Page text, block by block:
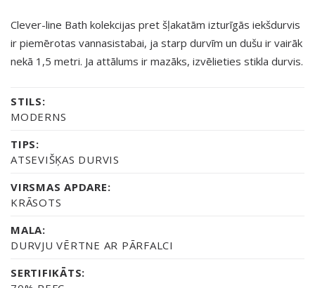
Clever-line Bath kolekcijas pret šļakatām izturīgās iekšdurvis
ir piemērotas vannasistabai, ja starp durvīm un dušu ir vairāk
nekā 1,5 metri. Ja attālums ir mazāks, izvēlieties stikla durvis.
STILS:
MODERNS
TIPS:
ATSEVIŠĶAS DURVIS
VIRSMAS APDARE:
KRĀSOTS
MALA:
DURVJU VĒRTNE AR PĀRFALCI
SERTIFIKĀTS: